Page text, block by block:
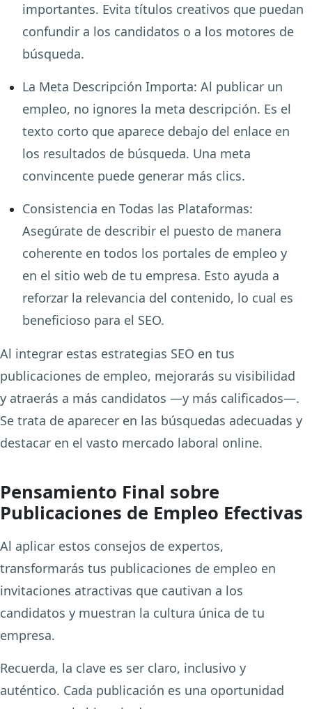
importantes. Evita títulos creativos que puedan
confundir a los candidatos o a los motores de
búsqueda.
La Meta Descripción Importa: Al publicar un
empleo, no ignores la meta descripción. Es el
texto corto que aparece debajo del enlace en
los resultados de búsqueda. Una meta
convincente puede generar más clics.
Consistencia en Todas las Plataformas:
Asegúrate de describir el puesto de manera
coherente en todos los portales de empleo y
en el sitio web de tu empresa. Esto ayuda a
reforzar la relevancia del contenido, lo cual es
beneficioso para el SEO.
Al integrar estas estrategias SEO en tus
publicaciones de empleo, mejorarás su visibilidad
y atraerás a más candidatos —y más calificados—.
Se trata de aparecer en las búsquedas adecuadas y
destacar en el vasto mercado laboral online.
Pensamiento Final sobre
Publicaciones de Empleo Efectivas
Al aplicar estos consejos de expertos,
transformarás tus publicaciones de empleo en
invitaciones atractivas que cautivan a los
candidatos y muestran la cultura única de tu
empresa.
Recuerda, la clave es ser claro, inclusivo y
auténtico. Cada publicación es una oportunidad